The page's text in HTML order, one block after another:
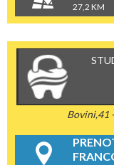
27,2 KM
Bovini,41